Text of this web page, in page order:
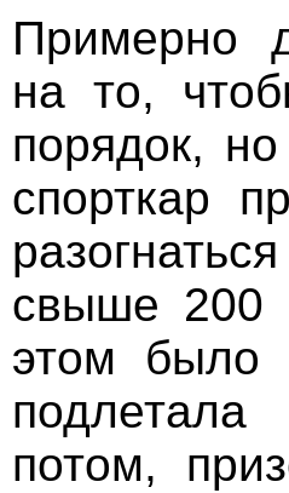
Примерно
на то,
порядок,
спорткар
свыше 200
этом было
потом,